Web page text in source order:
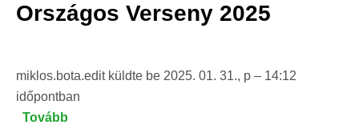
az
)
Országos Verseny 2025
miklos.bota.editküldte be 2025. 01. 31., p – 14:12
időpontban
Tovább